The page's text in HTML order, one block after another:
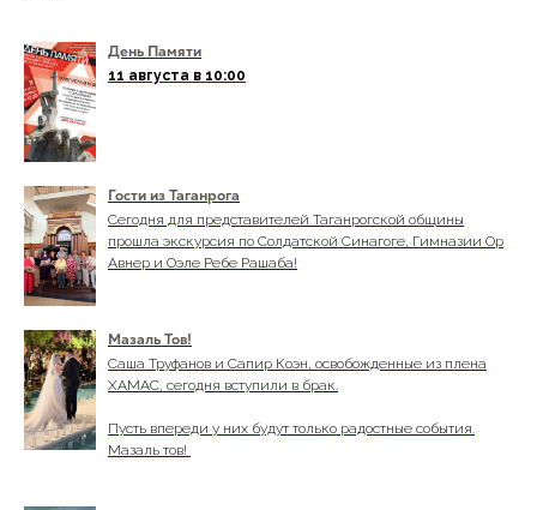
День Памяти
11 августа в 10:00
Гости из Таганрога
Сегодня для представителей Таганрогской общины
прошла экскурсия по Солдатской Синагоге, Гимназии Ор
Авнер и Оэле Ребе Рашаба!
Мазаль Тов!
Саша Труфанов и Сапир Коэн, освобожденные из плена
ХАМАС, сегодня вступили в брак.
Пусть впереди у них будут только радостные события.
Мазаль тов!